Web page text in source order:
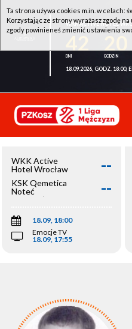
WKK ACTIVE HOTEL
18.09.2026, GODZ. 18:00,
WKK Active
Hotel Wrocław
--
KSK Qemetica
Noteć
Inowrocław
--
18.09, 18:00
Emocje TV
18.09, 17:55
Ta strona używa cookies m.in. w celach:
Korzystając ze strony wyrażasz zgodę
zgody powinieneś zmienić ustawienia